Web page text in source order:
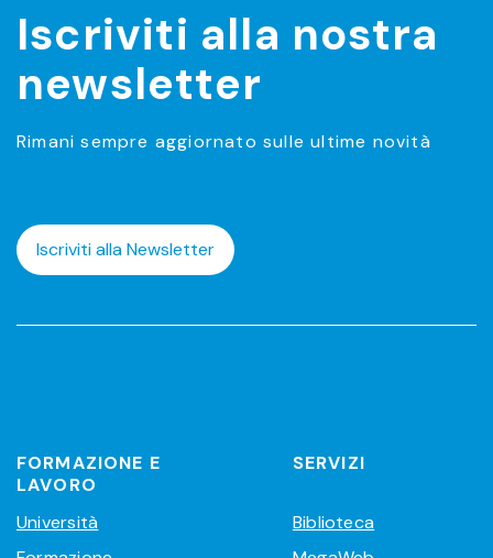
Iscriviti alla nostra
newsletter
Rimani sempre aggiornato sulle ultime novità
Iscriviti alla Newsletter
FORMAZIONE E
LAVORO
Università
SERVIZI
Biblioteca